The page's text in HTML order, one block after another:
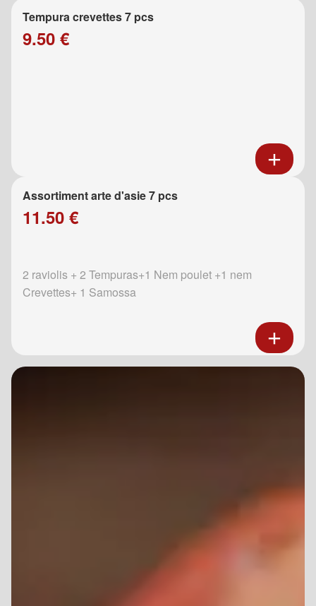
Tempura crevettes 7 pcs
9.50 €
Assortiment arte d'asie 7 pcs
11.50 €
2 raviolis + 2 Tempuras+1 Nem poulet +1 nem
Crevettes+ 1 Samossa